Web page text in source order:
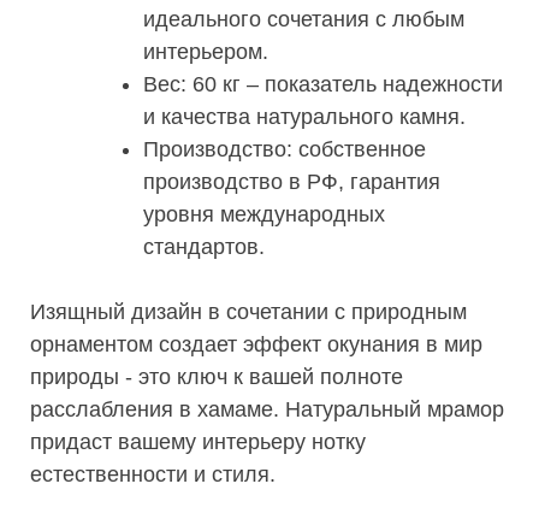
идеального сочетания с любым
интерьером.
Вес: 60 кг – показатель надежности
и качества натурального камня.
Производство: собственное
производство в РФ, гарантия
уровня международных
стандартов.
Изящный дизайн в сочетании с природным
орнаментом создает эффект окунания в мир
природы - это ключ к вашей полноте
расслабления в хамаме. Натуральный мрамор
придаст вашему интерьеру нотку
естественности и стиля.